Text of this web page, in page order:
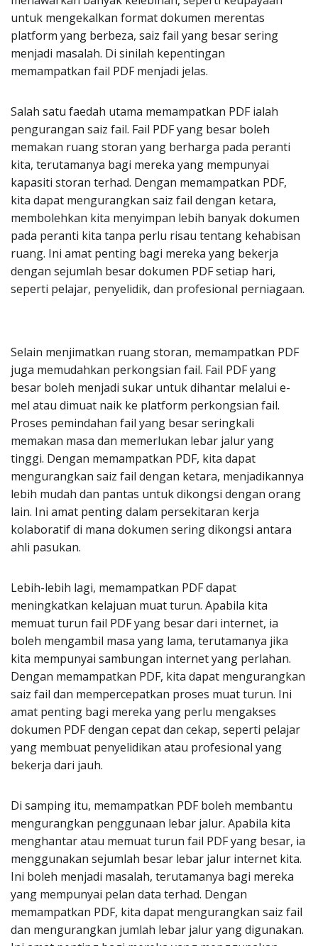
untuk mengekalkan format dokumen merentas
platform yang berbeza, saiz fail yang besar sering
menjadi masalah. Di sinilah kepentingan
memampatkan fail PDF menjadi jelas.
Salah satu faedah utama memampatkan PDF ialah
pengurangan saiz fail. Fail PDF yang besar boleh
memakan ruang storan yang berharga pada peranti
kita, terutamanya bagi mereka yang mempunyai
kapasiti storan terhad. Dengan memampatkan PDF,
kita dapat mengurangkan saiz fail dengan ketara,
membolehkan kita menyimpan lebih banyak dokumen
pada peranti kita tanpa perlu risau tentang kehabisan
ruang. Ini amat penting bagi mereka yang bekerja
dengan sejumlah besar dokumen PDF setiap hari,
seperti pelajar, penyelidik, dan profesional perniagaan.
Selain menjimatkan ruang storan, memampatkan PDF
juga memudahkan perkongsian fail. Fail PDF yang
besar boleh menjadi sukar untuk dihantar melalui e-
mel atau dimuat naik ke platform perkongsian fail.
Proses pemindahan fail yang besar seringkali
memakan masa dan memerlukan lebar jalur yang
tinggi. Dengan memampatkan PDF, kita dapat
mengurangkan saiz fail dengan ketara, menjadikannya
lebih mudah dan pantas untuk dikongsi dengan orang
lain. Ini amat penting dalam persekitaran kerja
kolaboratif di mana dokumen sering dikongsi antara
ahli pasukan.
Lebih-lebih lagi, memampatkan PDF dapat
meningkatkan kelajuan muat turun. Apabila kita
memuat turun fail PDF yang besar dari internet, ia
boleh mengambil masa yang lama, terutamanya jika
kita mempunyai sambungan internet yang perlahan.
Dengan memampatkan PDF, kita dapat mengurangkan
saiz fail dan mempercepatkan proses muat turun. Ini
amat penting bagi mereka yang perlu mengakses
dokumen PDF dengan cepat dan cekap, seperti pelajar
yang membuat penyelidikan atau profesional yang
bekerja dari jauh.
Di samping itu, memampatkan PDF boleh membantu
mengurangkan penggunaan lebar jalur. Apabila kita
menghantar atau memuat turun fail PDF yang besar, ia
menggunakan sejumlah besar lebar jalur internet kita.
Ini boleh menjadi masalah, terutamanya bagi mereka
yang mempunyai pelan data terhad. Dengan
memampatkan PDF, kita dapat mengurangkan saiz fail
dan mengurangkan jumlah lebar jalur yang digunakan.